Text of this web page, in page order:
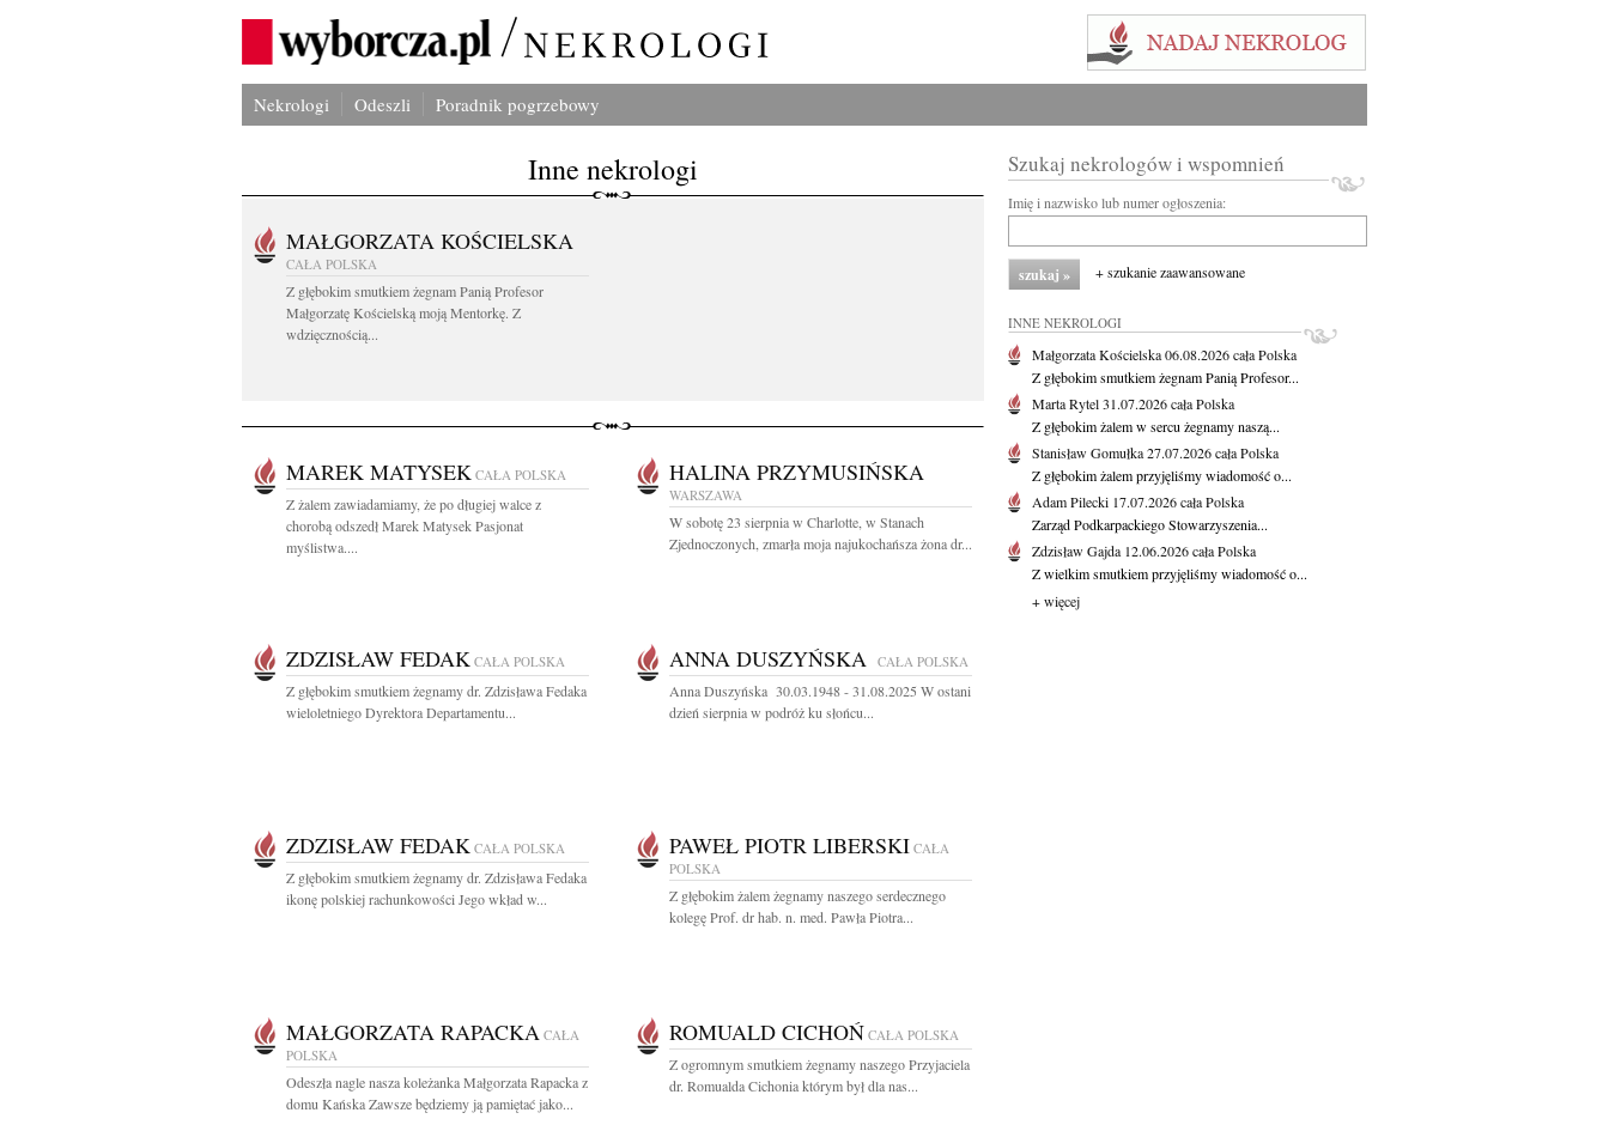
Nekrologi Odeszli Poradnik pogrzebowy
Inne nekrologi
MAŁGORZATA KOŚCIELSKA
CAŁA POLSKA
Z głębokim smutkiem żegnam Panią Profesor
Małgorzatę Kościelską moją Mentorkę. Z
wdzięcznością...
MAREK MATYSEK CAŁA POLSKA
Z żalem zawiadamiamy, że po długiej walce z
chorobą odszedł Marek Matysek Pasjonat
myślistwa....
HALINA PRZYMUSIŃSKA
WARSZAWA
W sobotę 23 sierpnia w Charlotte, w Stanach
Zjednoczonych, zmarła moja najukochańsza żona dr...
ZDZISŁAW FEDAK CAŁA POLSKA
Z głębokim smutkiem żegnamy dr. Zdzisława Fedaka
wieloletniego Dyrektora Departamentu...
ANNA DUSZYŃSKA CAŁA POLSKA
Anna Duszyńska 30.03.1948 - 31.08.2025 W ostani
dzień sierpnia w podróż ku słońcu...
ZDZISŁAW FEDAK CAŁA POLSKA
Z głębokim smutkiem żegnamy dr. Zdzisława Fedaka
ikonę polskiej rachunkowości Jego wkład w...
PAWEŁ PIOTR LIBERSKI CAŁA
POLSKA
Z głębokim żalem żegnamy naszego serdecznego
kolegę Prof. dr hab. n. med. Pawła Piotra...
MAŁGORZATA RAPACKA CAŁA
POLSKA
Odeszła nagle nasza koleżanka Małgorzata Rapacka z
domu Kańska Zawsze będziemy ją pamiętać jako...
ROMUALD CICHOŃ CAŁA POLSKA
Z ogromnym smutkiem żegnamy naszego Przyjaciela
dr. Romualda Cichonia którym był dla nas...
Szukaj nekrologów i wspomnień
Imię i nazwisko lub numer ogłoszenia:
+ szukanie zaawansowane
INNE NEKROLOGI
Małgorzata Kościelska06.08.2026cała Polska
Z głębokim smutkiem żegnam Panią Profesor...
Marta Rytel31.07.2026cała Polska
Z głębokim żalem w sercu żegnamy naszą...
Stanisław Gomułka27.07.2026cała Polska
Z głębokim żalem przyjęliśmy wiadomość o...
Adam Pilecki 17.07.2026cała Polska
Zarząd Podkarpackiego Stowarzyszenia...
Zdzisław Gajda 12.06.2026cała Polska
Z wielkim smutkiem przyjęliśmy wiadomość o...
+ więcej